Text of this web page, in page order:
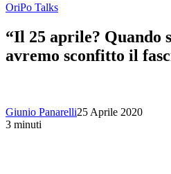
OriPo Talks
“Il 25 aprile? Quando
avremo sconfitto il
Giunio Panarelli25 Aprile 2020
3 minuti